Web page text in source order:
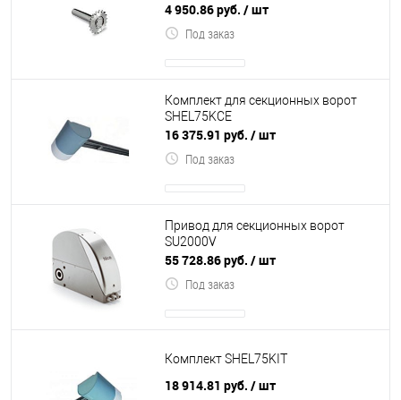
4 950.86 руб. / шт
Под заказ
Комплект для секционных ворот
SHEL75KCE
16 375.91 руб. / шт
Под заказ
Привод для секционных ворот
SU2000V
55 728.86 руб. / шт
Под заказ
Комплект SHEL75KIT
18 914.81 руб. / шт